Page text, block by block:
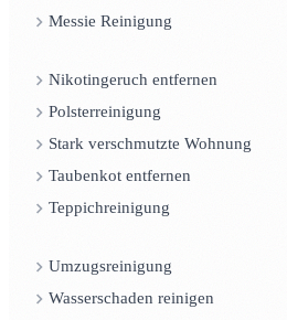
Messie Reinigung
Nikotingeruch entfernen
Polsterreinigung
Stark verschmutzte Wohnung
Taubenkot entfernen
Teppichreinigung
Umzugsreinigung
Wasserschaden reinigen